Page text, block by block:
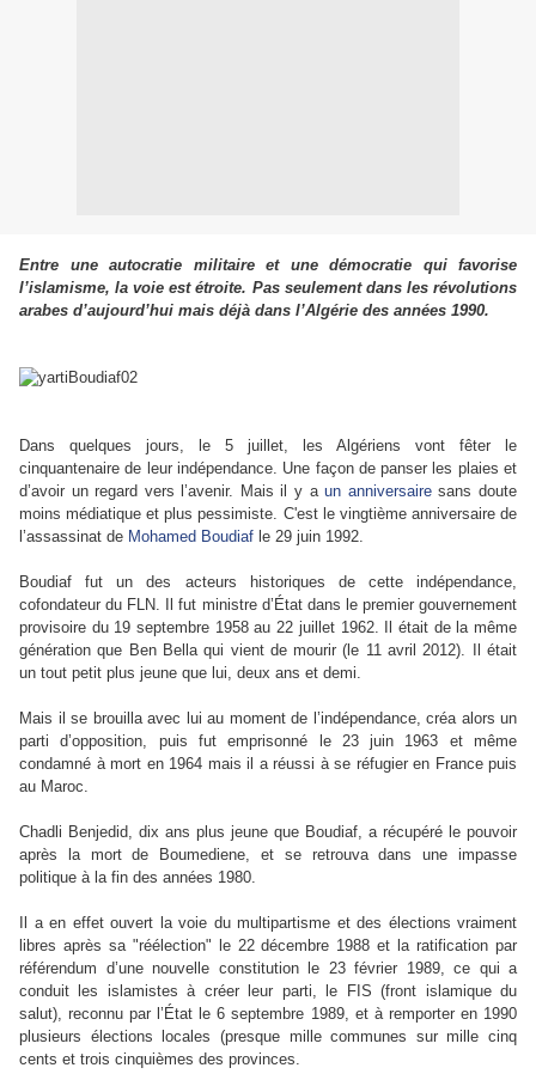
Entre une autocratie militaire et une démocratie qui favorise
l’islamisme, la voie est étroite. Pas seulement dans les révolutions
arabes d’aujourd’hui mais déjà dans l’Algérie des années 1990.
Dans quelques jours, le 5 juillet, les Algériens vont fêter le
cinquantenaire de leur indépendance. Une façon de panser les plaies et
d’avoir un regard vers l’avenir. Mais il y aun anniversairesans doute
moins médiatique et plus pessimiste. C'est le vingtième anniversaire de
l’assassinat de Mohamed Boudiaf le 29 juin 1992.
Boudiaf fut un des acteurs historiques de cette indépendance,
cofondateur du FLN. Il fut ministre d’État dans le premier gouvernement
provisoire du 19 septembre 1958 au 22 juillet 1962. Il était de la même
génération que Ben Bella qui vient de mourir (le 11 avril 2012). Il était
un tout petit plus jeune que lui, deux ans et demi.
Mais il se brouilla avec lui au moment de l’indépendance, créa alors un
parti d’opposition, puis fut emprisonné le 23 juin 1963 et même
condamné à mort en 1964 mais il a réussi à se réfugier en France puis
au Maroc.
Chadli Benjedid, dix ans plus jeune que Boudiaf, a récupéré le pouvoir
après la mort de Boumediene, et se retrouva dans une impasse
politique à la fin des années 1980.
Il a en effet ouvert la voie du multipartisme et des élections vraiment
libres après sa "réélection" le 22 décembre 1988 et la ratification par
référendum d’une nouvelle constitution le 23 février 1989, ce qui a
conduit les islamistes à créer leur parti, le FIS (front islamique du
salut), reconnu par l’État le 6 septembre 1989, et à remporter en 1990
plusieurs élections locales (presque mille communes sur mille cinq
cents et trois cinquièmes des provinces.